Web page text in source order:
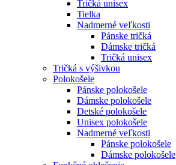
Tričká unisex
Tielka
Nadmerné veľkosti
Pánske tričká
Dámske tričká
Tričká unisex
Tričká s výšivkou
Polokošele
Pánske polokošele
Dámske polokošele
Detské polokošele
Unisex polokošele
Nadmerné veľkosti
Pánske polokošele
Dámske polokošele